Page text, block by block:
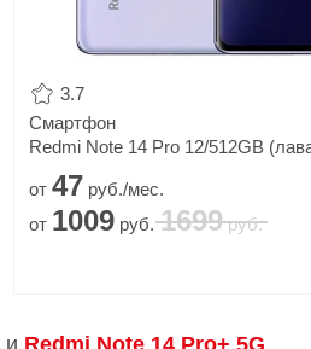
3.7
Смартфон
Redmi Note 14 Pro 12/512GB
от 47 руб./мес.
от 1009 руб. 1699руб.
и Redmi Note 14 Pro+ 5G